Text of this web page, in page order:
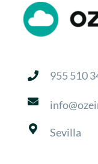
955 510
Sevilla